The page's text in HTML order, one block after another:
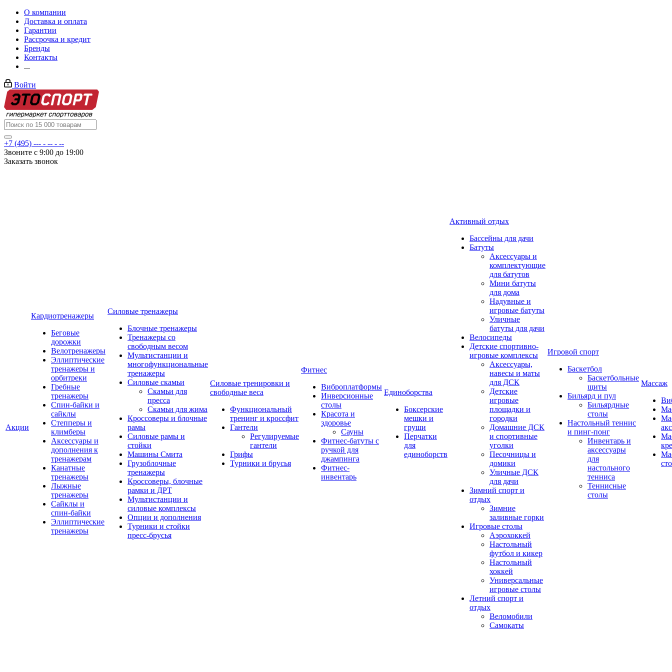
О компании
Доставка и оплата
Гарантии
Рассрочка и кредит
Бренды
Контакты
...
Войти
+7 (495) --- - -- - --
Звоните с 9:00 до 19:00
Заказать звонок
Акции
Кардиотренажеры
Беговые
дорожки
Велотренажеры
Эллиптические
тренажеры и
орбитреки
Гребные
тренажеры
Спин-байки и
сайклы
Степперы и
климберы
Аксессуары и
дополнения к
тренажерам
Канатные
тренажеры
Лыжные
тренажеры
Сайклы и
спин-байки
Эллиптические
тренажеры
Силовые тренажеры
Блочные тренажеры
Тренажеры со
свободным весом
Мультистанции и
многофункциональные
тренажеры
Силовые скамьи
Скамьи для
пресса
Скамьи для жима
Кроссоверы и блочные
рамы
Силовые рамы и
стойки
Машины Смита
Грузоблочные
тренажеры
Кроссоверы, блочные
рамки и ДРТ
Мультистанции и
силовые комплексы
Опции и дополнения
Турники и стойки
пресс-брусья
Силовые тренировки и
свободные веса
Функциональный
тренинг и кроссфит
Гантели
Регулируемые
гантели
Грифы
Турники и брусья
Фитнес
Виброплатформы
Инверсионные
столы
Красота и
здоровье
Сауны
Фитнес-батуты с
ручкой для
джампинга
Фитнес-
инвентарь
Единоборства
Боксерские
мешки и
груши
Перчатки
для
единоборств
Активный отдых
Бассейны для дачи
Батуты
Аксессуары и
комплектующие
для батутов
Мини батуты
для дома
Надувные и
игровые батуты
Уличные
батуты для дачи
Велосипеды
Детские спортивно-
игровые комплексы
Аксессуары,
навесы и маты
для ДСК
Детские
игровые
площадки и
городки
Домашние ДСК
и спортивные
уголки
Песочницы и
домики
Уличные ДСК
для дачи
Зимний спорт и
отдых
Зимние
заливные горки
Игровые столы
Аэрохоккей
Настольный
футбол и кикер
Настольный
хоккей
Универсальные
игровые столы
Летний спорт и
отдых
Веломобили
Самокаты
Игровой спорт
Баскетбол
Баскетбольные
щиты
Бильярд и пул
Бильярдные
столы
Настольный теннис
и пинг-понг
Инвентарь и
аксессуары
для
настольного
тенниса
Теннисные
столы
Массаж